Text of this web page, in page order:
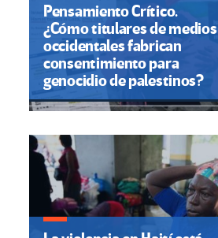
Pensamiento Crítico.
¿Cómo titulares de medios
occidentales fabrican
consentimiento para
genocidio de palestinos?